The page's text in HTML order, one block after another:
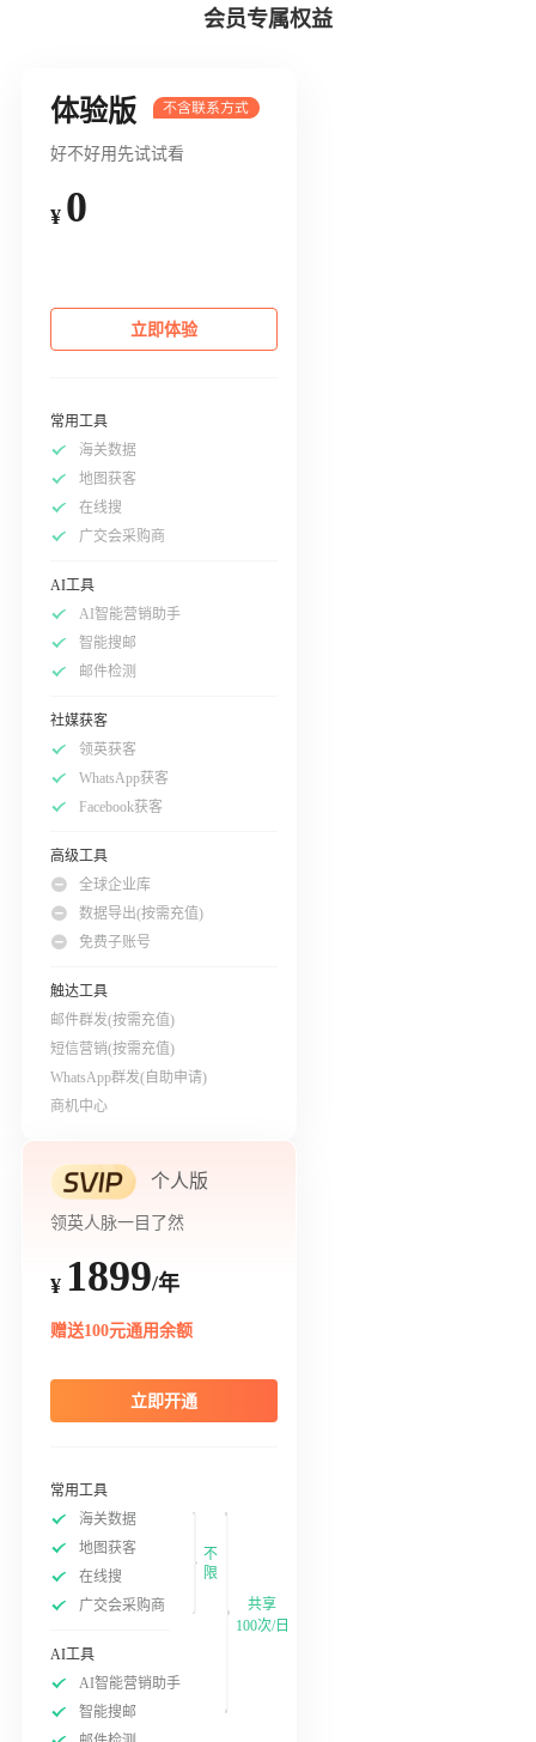
会员专属权益
体验版
好不好用先试试看
¥ 0
立即体验
常用工具
海关数据
地图获客
在线搜
广交会采购商
AI工具
AI智能营销助手
智能搜邮
邮件检测
社媒获客
领英获客
WhatsApp获客
Facebook获客
高级工具
全球企业库
数据导出(按需充值)
免费子账号
触达工具
邮件群发(按需充值)
短信营销(按需充值)
WhatsApp群发(自助申请)
商机中心
个人版
领英人脉一目了然
¥ 1899/年
赠送100元通用余额
立即开通
常用工具
海关数据
地图获客
在线搜
广交会采购商
不
限
AI工具
AI智能营销助手
智能搜邮
共享
100次/日